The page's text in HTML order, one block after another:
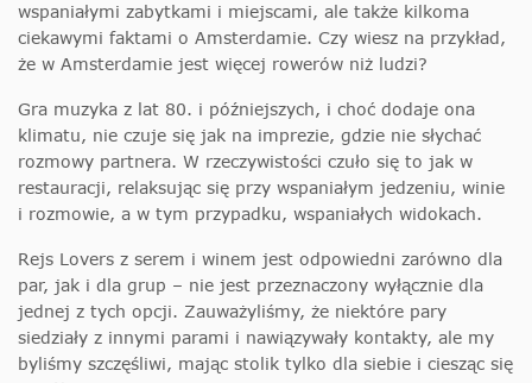
wspaniałymi zabytkami i miejscami, ale także kilkoma
ciekawymi faktami o Amsterdamie. Czy wiesz na przykład,
że w Amsterdamie jest więcej rowerów niż ludzi?
Gra muzyka z lat 80. i późniejszych, i choć dodaje ona
klimatu, nie czuje się jak na imprezie, gdzie nie słychać
rozmowy partnera. W rzeczywistości czuło się to jak w
restauracji, relaksując się przy wspaniałym jedzeniu, winie
i rozmowie, a w tym przypadku, wspaniałych widokach.
Rejs Lovers z serem i winem jest odpowiedni zarówno dla
par, jak i dla grup – nie jest przeznaczony wyłącznie dla
jednej z tych opcji. Zauważyliśmy, że niektóre pary
siedziały z innymi parami i nawiązywały kontakty, ale my
byliśmy szczęśliwi, mając stolik tylko dla siebie i ciesząc się